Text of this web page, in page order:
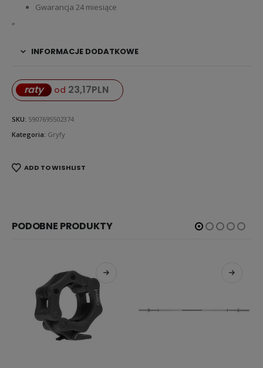
Gwarancja 24 miesiące
„
INFORMACJE DODATKOWE
raty od 23,17PLN
SKU: 5907695502374
Kategoria: Gryfy
ADD TO WISHLIST
PODOBNE PRODUKTY